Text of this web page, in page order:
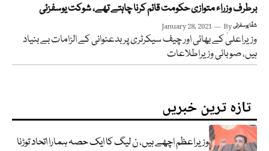
برطرف وزراء متوازی حکومت قائم کرنا چاہتے تھے، شوکت یوسفزئی
January 28, 2021 Byشفّا یوسفزئی
وزیراعلیٰ کے بھائی اور چیف سیکرٹری پر بدعنوانی کے الزامات بے بنیاد
ہیں، صوبائی وزیراطلاعات
تازہ ترین خبریں
وزیراعظم اچھے ہیں، ن لیگ کا ایک حصہ ہمارا اتحاد توڑنا